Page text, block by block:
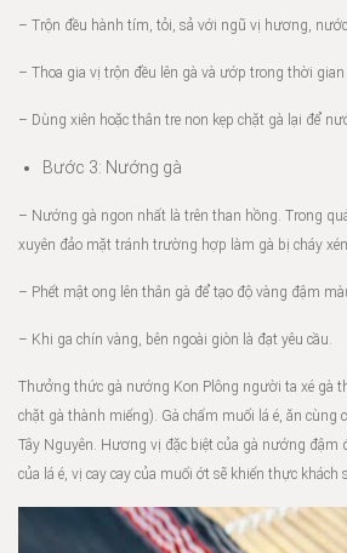
– Trộn đều hành tím, tỏi, sả với ngũ vị hương,
– Thoa gia vị trộn đều lên gà và ướp trong thời
– Dùng xiên hoặc thân tre non kẹp chặt gà lại để
Bước 3: Nướng gà
– Nướng gà ngon nhất là trên than hồng. Trong
xuyên đảo mặt tránh trường hợp làm gà bị cháy
– Phết mật ong lên thân gà để tạo độ vàng đậm
– Khi ga chín vàng, bên ngoài giòn là đạt yêu cầu.
Thưởng thức gà nướng Kon Plông người ta xé gà
chặt gà thành miếng). Gà chấm muối lá é, ăn cùng
Tây Nguyên. Hương vị đặc biệt của gà nướng
của lá é, vị cay cay của muối ớt sẽ khiến thực